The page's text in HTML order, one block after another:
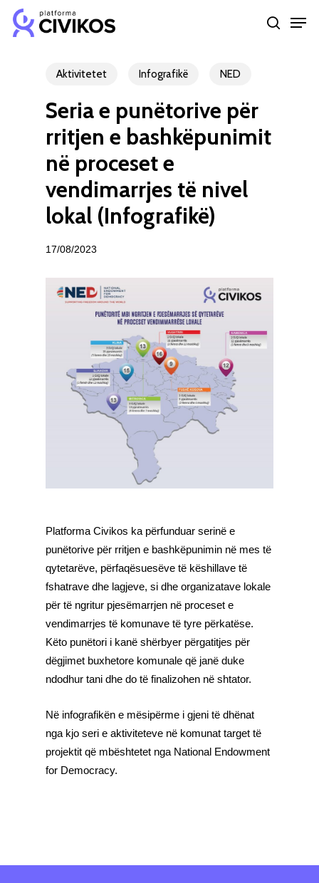
Skip
search
Aktivitetet Infografikë NED
Seria e punëtorive për
rritjen e bashkëpunimit
në proceset e
vendimarrjes të nivel
lokal (Infografikë)
17/08/2023
Platforma Civikos ka përfunduar serinë e
punëtorive për rritjen e bashkëpunimin në mes të
qytetarëve, përfaqësuesëve të këshillave të
fshatrave dhe lagjeve, si dhe organizatave lokale
për të ngritur pjesëmarrjen në proceset e
vendimarrjes të komunave të tyre përkatëse.
Këto punëtori i kanë shërbyer përgatitjes për
dëgjimet buxhetore komunale që janë duke
ndodhur tani dhe do të finalizohen në shtator.
Në infografikën e mësipërme i gjeni të dhënat
nga kjo seri e aktiviteteve në komunat target të
projektit që mbështetet nga National Endowment
for Democracy.